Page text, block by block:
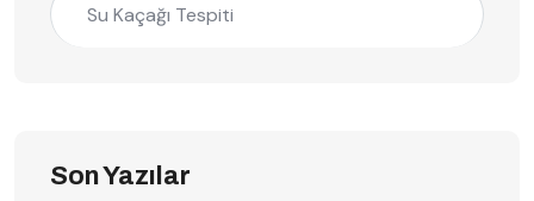
Su Kaçağı Tespiti
Son Yazılar